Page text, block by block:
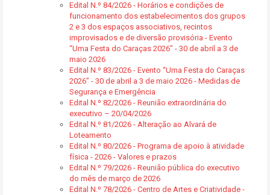
Edital N.º 84/2026 - Horários e condições de
funcionamento dos estabelecimentos dos grupos
2 e 3 dos espaços associativos, recintos
improvisados e de diversão provisória - Evento
“Uma Festa do Caraças 2026” - 30 de abril a 3 de
maio 2026
Edital N.º 83/2026 - Evento “Uma Festa do Caraças
2026” - 30 de abril a 3 de maio 2026 - Medidas de
Segurança e Emergência
Edital N.º 82/2026 - Reunião extraordinária do
executivo – 20/04/2026
Edital N.º 81/2026 - Alteração ao Alvará de
Loteamento
Edital N.º 80/2026 - Programa de apoio à atividade
física - 2026 - Valores e prazos
Edital N.º 79/2026 - Reunião pública do executivo
do mês de março de 2026
Edital N.º 78/2026 - Centro de Artes e Criatividade -